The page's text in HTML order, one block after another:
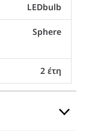
LEDbulb
Sphere
2 έτη